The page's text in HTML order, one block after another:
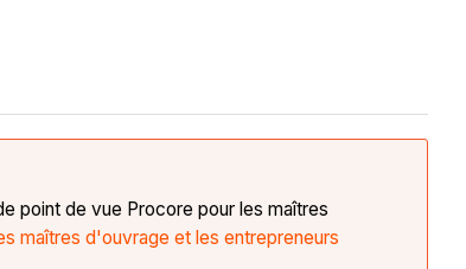
point de vue Procore pour les maîtres
maîtres d'ouvrage et les entrepreneurs